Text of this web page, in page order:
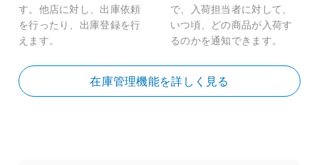
す。他店に対し、出庫依頼
を行ったり、出庫登録を行
えます。
で、入荷担当者に対して、
いつ頃、どの商品が入荷す
るのかを通知できます。
在庫管理機能を詳しく見る